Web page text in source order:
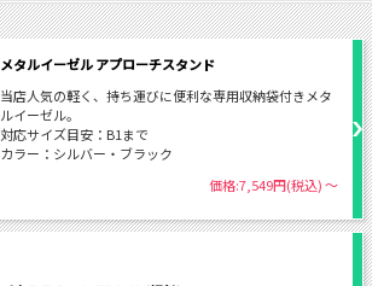
メタルイーゼル アプローチスタンド
当店人気の軽く、持ち運びに便利な専用収納袋付きメタ
ルイーゼル。
対応サイズ目安：B1まで
カラー：シルバー・ブラック
価格:7,549円(税込)～